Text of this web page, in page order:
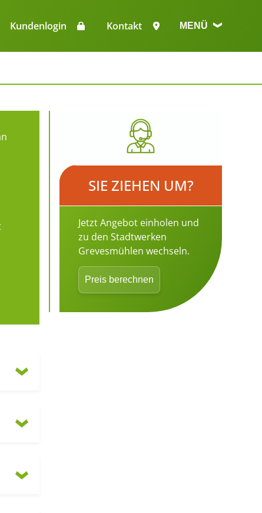
Kundenlogin Kontakt MENÜ
SIE ZIEHEN UM?
Jetzt Angebot einholen und
zu den Stadtwerken
Grevesmühlen wechseln.
Preis berechnen